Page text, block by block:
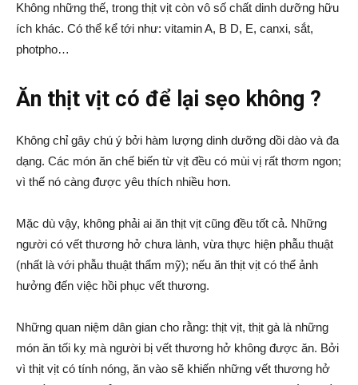
Không những thế, trong thịt vịt còn vô số chất dinh dưỡng hữu
ích khác. Có thể kể tới như: vitamin A, B D, E, canxi, sắt,
photpho…
Ăn thịt vịt có để lại sẹo không ?
Không chỉ gây chú ý bởi hàm lượng dinh dưỡng dồi dào và đa
dạng. Các món ăn chế biến từ vịt đều có mùi vị rất thơm ngon;
vì thế nó càng được yêu thích nhiều hơn.
Mặc dù vậy, không phải ai ăn thịt vịt cũng đều tốt cả. Những
người có vết thương hở chưa lành, vừa thực hiện phẫu thuật
(nhất là với phẫu thuật thẩm mỹ); nếu ăn thịt vịt có thể ảnh
hưởng đến việc hồi phục vết thương.
Những quan niệm dân gian cho rằng: thịt vịt, thịt gà là những
món ăn tối kỵ mà người bị vết thương hở không được ăn. Bởi
vì thịt vịt có tính nóng, ăn vào sẽ khiến những vết thương hở